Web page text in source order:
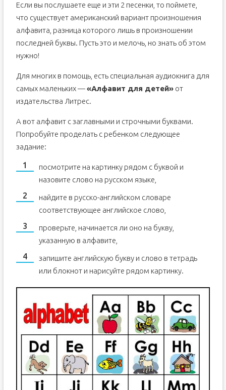
Если вы послушаете еще и эти 2 песенки, то поймете,
что существует американский вариант произношения
алфавита, разница которого лишь в произношении
последней буквы. Пусть это и мелочь, но знать об этом
нужно!
Для многих в помощь, есть специальная аудиокнига для
самых маленьких —«Алфавит для детей»от
издательства Литрес.
А вот алфавит с заглавными и строчными буквами.
Попробуйте проделать с ребенком следующее
задание:
посмотрите на картинку рядом с буквой и
назовите слово на русском языке,
найдите в русско-английском словаре
соответствующее английское слово,
проверьте, начинается ли оно на букву,
указанную в алфавите,
запишите английскую букву и слово в тетрадь
или блокнот и нарисуйте рядом картинку.